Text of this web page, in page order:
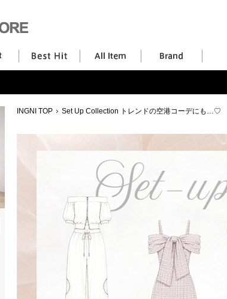
INGNI TOP Set Up Collection トレンドの空港コーデにも…♡